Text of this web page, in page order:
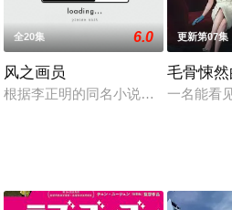
情感神经的天才检察官黄时木（
全20集 6.0
风之画员
根据李正明的同名小说改编，以朝鲜
更新第07集
毛骨悚
一名能看